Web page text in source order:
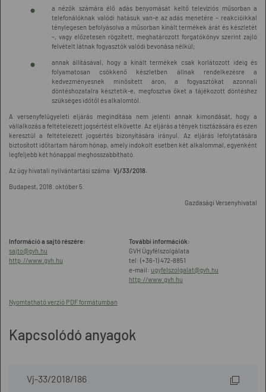
a nézők számára élő adás benyomását keltő televíziós műsorban a
telefonálóknak valódi hatásuk van-e az adás menetére – reakcióikkal
ténylegesen befolyásolva a műsorban kínált termékek árát és készletét
–, vagy előzetesen rögzített, meghatározott forgatókönyv szerint zajló
felvételt látnak fogyasztók valódi bevonása nélkül;
annak állításával, hogy a kínált termékek csak korlátozott ideig és
folyamatosan csökkenő készletben állnak rendelkezésre a
kedvezményesnek minősített áron, a fogyasztókat azonnali
döntéshozatalra késztetik-e, megfosztva őket a tájékozott döntéshez
szükséges időtől és alkalomtól.
A versenyfelügyeleti eljárás megindítása nem jelenti annak kimondását, hogy a
vállalkozás a feltételezett jogsértést elkövette. Az eljárás a tények tisztázására és ezen
keresztül a feltételezett jogsértés bizonyítására irányul. Az eljárás lefolytatására
biztosított időtartam három hónap, amely indokolt esetben két alkalommal, egyenként
legfeljebb két hónappal meghosszabbítható.
Az ügy hivatali nyilvántartási száma: Vj/33/2018.
Budapest, 2018. október 5.
Gazdasági Versenyhivatal
Információ a sajtó részére:
sajto@gvh.hu
http://www.gvh.hu
További információk:
GVH Ügyfélszolgálata
tel: (+36-1) 472-8851
e-mail: ugyfelszolgalat@gvh.hu
http://www.gvh.hu
Nyomtatható verzió PDF formátumban
Kapcsolódó anyagok
Vj-33/2018/186